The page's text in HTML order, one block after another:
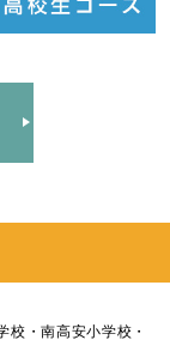
・南高安小学校・